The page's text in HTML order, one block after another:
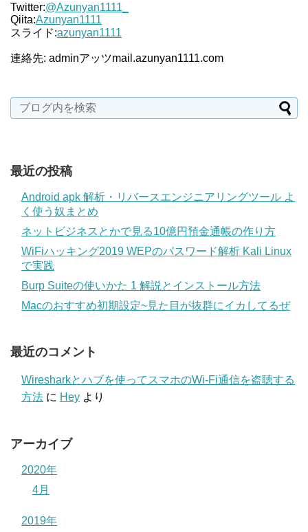
Twitter:@Azunyan1111_
Qiita:Azunyan1111
スライド:azunyan1111
連絡先: adminアッツmail.azunyan1111.com
最近の投稿
Android apk 解析・リバースエンジニアリングツール よ
く使う奴まとめ
ネットビジネスとかで見る10億円預金通帳の作り方
WiFiハッキング2019 WEPのパスワード解析 Kali Linux
で実践
Burp Suiteの使いかた 1 解説とインストール方法
Macのおすすめ初期設定~見た目が抜群にイカしてるぜ
最近のコメント
Wiresharkとハブを使ってスマホのWi-Fi通信を盗聴する
方法 に Hey より
アーカイブ
2020年
4月
2019年